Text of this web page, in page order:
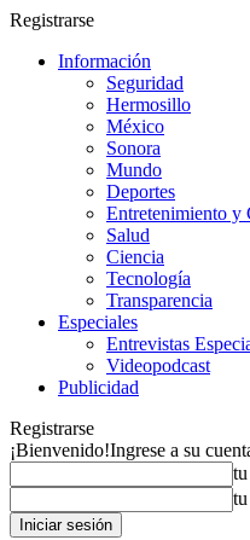
Registrarse
Información
Seguridad
Hermosillo
México
Sonora
Mundo
Deportes
Entretenimiento y
Salud
Ciencia
Tecnología
Transparencia
Especiales
Entrevistas
Videopodcast
Publicidad
Registrarse
¡Bienvenido!Ingrese a su
tu